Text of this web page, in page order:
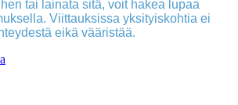
tai lainata sitä, voit hakea lupaa
Viittauksissa yksityiskohtia ei
eikä vääristää.